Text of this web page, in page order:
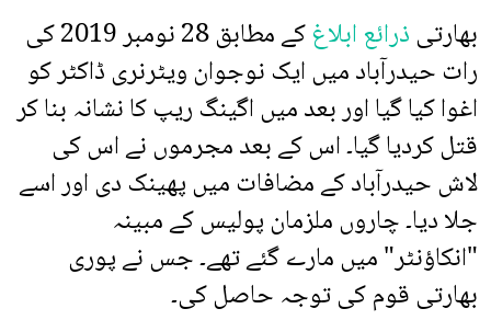
بھارتیذرائع ابلاغ
کے مطابق 28 نومبر 2019 کی
رات حیدرآباد میں ایک نوجوان ویٹرنری ڈاکٹر کو
اغوا کیا گیا اور بعد میں اگینگ ریپ کا نشانہ بنا کر
قتل کردیا گیا۔ اس کے بعد مجرموں نے اس کی
لاش حیدرآباد کے مضافات میں پھینک دی اور اسے
جلا دیا۔ چاروں ملزمان پولیس کے مبینہ
"انکاؤنٹر" میں مارے گئے تھے۔ جس نے پوری
بھارتی قوم کی توجہ حاصل کی۔